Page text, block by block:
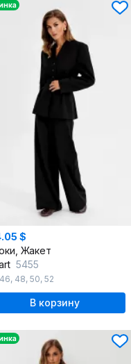
$
Жакет
5455
46, 48, 50, 52
В корзину